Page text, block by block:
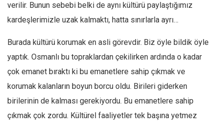
Editörden
Yazarlar
Kemal Özer
Mahmut Toptaş
Yvonne Ridley
Barış Tarımcıoğlu
verilir. Bunun sebebi belki de aynı kültürü paylaştığımız
kardeşlerimizle uzak kalmaktı, hatta sınırlarla ayrı…
Burada kültürü korumak en asli görevdir. Biz öyle bildik öyle
yaptık. Osmanlı bu topraklardan çekilirken ardında o kadar
çok emanet bıraktı ki bu emanetlere sahip çıkmak ve
korumak kalanların boyun borcu oldu. Birileri giderken
birilerinin de kalması gerekiyordu. Bu emanetlere sahip
çıkmak çok zordu. Kültürel faaliyetler tek başına yetmez